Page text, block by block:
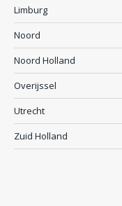
Limburg
Noord
Noord Holland
Overijssel
Utrecht
Zuid Holland